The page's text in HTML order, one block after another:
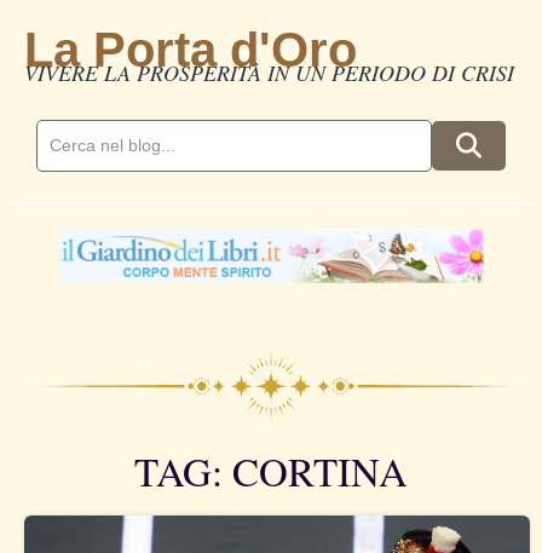
La Porta d'Oro
VIVERE LA PROSPERITÀ IN UN PERIODO DI CRISI
TAG: CORTINA